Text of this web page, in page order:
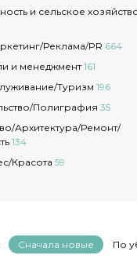
и сельское
Реклама/PR 664
и менеджмент161
Туризм 196
Полиграфия 35
Архитектура/Ремонт/
134
Красота 59
Сначала новые По